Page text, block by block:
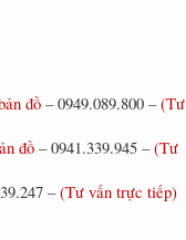
đồ – 0949.089.800 –(Tư
đồ – 0941.339.945 –(Tư
–(Tư vấn trực tiếp)